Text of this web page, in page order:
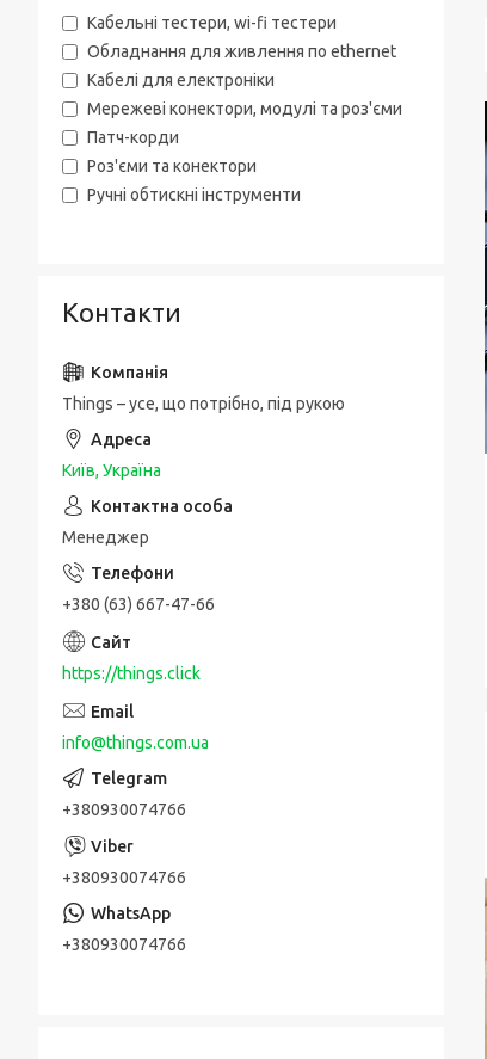
Кабельні тестери, wi-fi тестери
Обладнання для живлення по ethernet
Кабелі для електроніки
Мережеві конектори, модулі та роз'єми
Патч-корди
Роз'єми та конектори
Ручні обтискні інструменти
Контакти
Things – усе, що потрібно, під рукою
Київ, Україна
Менеджер
+380 (63) 667-47-66
https://things.click
info@things.com.ua
+380930074766
+380930074766
+380930074766